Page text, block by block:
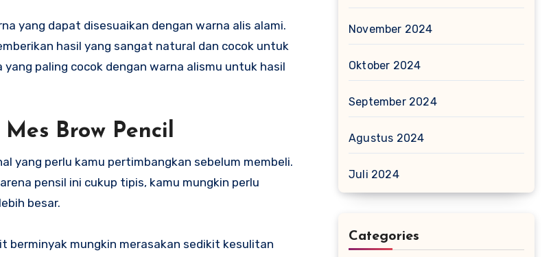
yang dapat disesuaikan dengan warna alis alami.
hasil yang sangat natural dan cocok untuk
paling cocok dengan warna alismu untuk hasil
Brow Pencil
yang perlu kamu pertimbangkan sebelum membeli.
pensil ini cukup tipis, kamu mungkin perlu
besar.
berminyak mungkin merasakan sedikit kesulitan
November 2024
Oktober 2024
September 2024
Agustus 2024
Juli 2024
Categories